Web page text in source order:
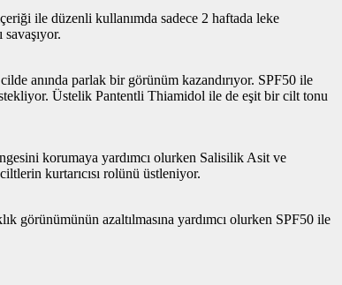
ile düzenli kullanımda sadece 2 haftada leke
anında parlak bir görünüm kazandırıyor. SPF50 ile
Üstelik Pantentli Thiamidol ile de eşit bir cilt tonu
korumaya yardımcı olurken Salisilik Asit ve
kurtarıcısı rolünü üstleniyor.
görünümünün azaltılmasına yardımcı olurken SPF50 ile